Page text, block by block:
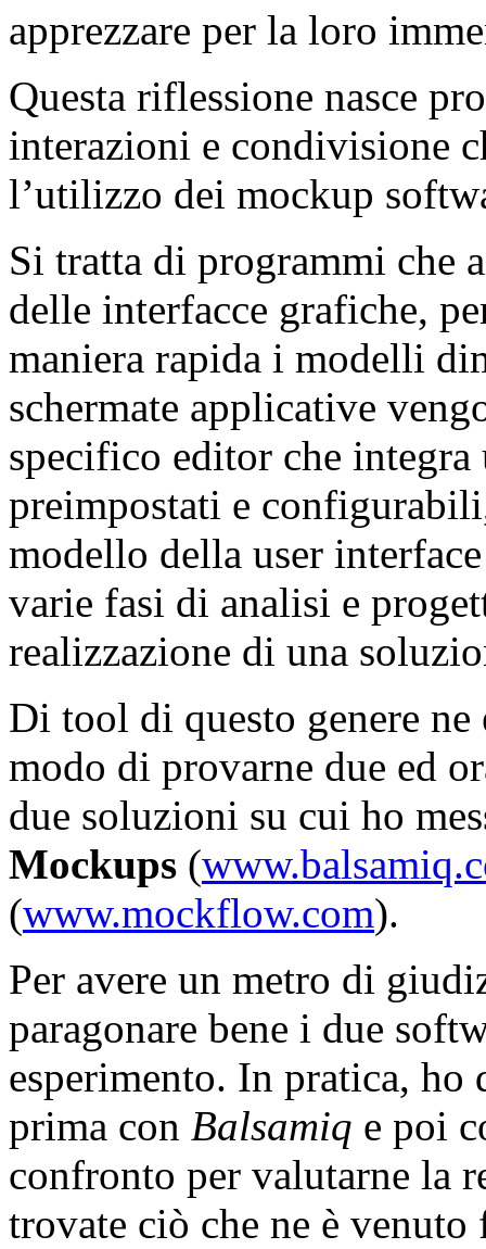
apprezzare per la loro
Questa riflessione nasce
interazioni e condivisione
l’utilizzo dei mockup
Si tratta di programmi che
delle interfacce grafiche,
maniera rapida i modelli
schermate applicative
specifico editor che
preimpostati e
modello della user
varie fasi di analisi e
realizzazione di una
Di tool di questo genere
modo di provarne due ed
due soluzioni su cui ho
Mockups (
(www.mockflow.com).
Per avere un metro di
paragonare bene i due
esperimento. In pratica, ho
prima con Balsamiq e poi
confronto per valutarne la
trovate ciò che ne è